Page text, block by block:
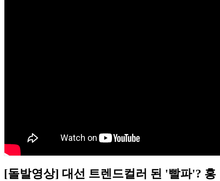
[돌발영상] 대선 트렌드컬러 된 '빨파'? 홍